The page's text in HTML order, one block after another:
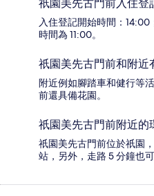
祇園美先古門前入住登
入住登記開始時間：
時間為 11:00。
祇園美先古門前和附近
附近例如腳踏車和健行等
前還具備花園。
祇園美先古門前附近的
祇園美先古門前位於祇園
站，另外，走路 5 分鐘也